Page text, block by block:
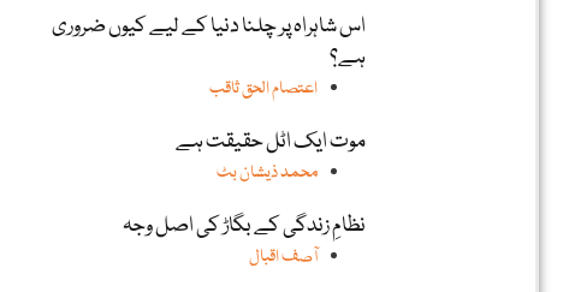
اس شاہراہ پر چلنا دنیا کے لیے کیوں ضروری
ہے؟
اعتصام الحق ثاقب
موت ایک اٹل حقیقت ہے
محمد ذیشان بٹ
نظامِ زندگی کے بگاڑ کی اصل وجہ
آصف اقبال